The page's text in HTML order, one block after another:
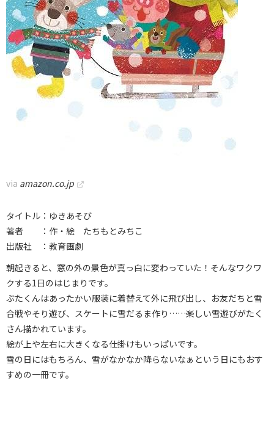
via amazon.co.jp
タイトル：ゆきあそび
著者 ：作・絵 たちもとみちこ
出版社 ：教育画劇
朝起きると、窓の外の景色が真っ白に変わっていた！そんなワクワ
クする1日のはじまりです。
ぶたくんはあったかい服装に着替えて外に飛び出し、お友だちと雪
合戦やそり遊び、スケートに雪だるま作り……楽しい雪遊びがたく
さん描かれています。
絵が上や左右に大きくなる仕掛けもいっぱいです。
雪の日にはもちろん、雪がなかなか降らないなぁという日にもおす
すめの一冊です。